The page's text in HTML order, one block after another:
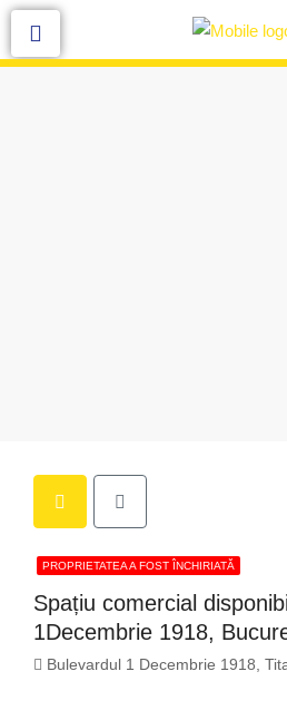
PROPRIETATEA A FOST ÎNCHIRIATĂ
Spațiu comercial
1Decembrie 1918,
Bulevardul 1 Decembrie 1918, Titan - Balta Albă,